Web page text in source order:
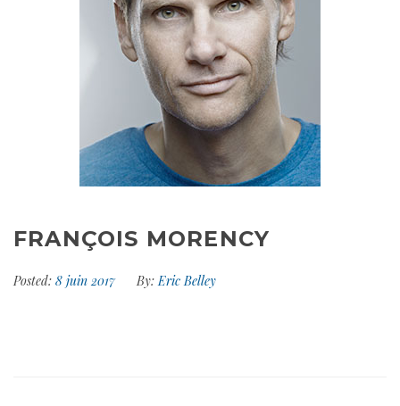
FRANÇOIS MORENCY
Posted: 8 juin 2017 By: Eric Belley